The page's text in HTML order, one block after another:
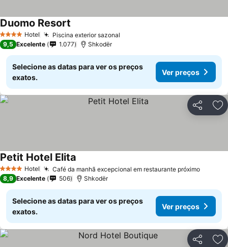
4 EstrelasHotel Piscina exterior sazonal
Duomo Resort
9,5 Excelente 1.077 Shkodër
Selecione as datas para ver os preços
exatos.
Ver preços
Partilhar
4 EstrelasHotel Café da manhã excepcional em restaurante próximoVer
Petit Hotel Elita
8,9 Excelente 506 Shkodër
Selecione as datas para ver os preços
exatos.
Ver preços
Partilhar